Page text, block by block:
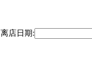
离店日期: